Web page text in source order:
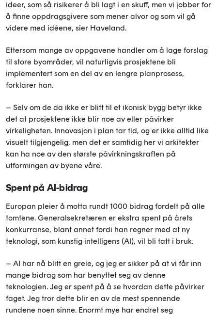
ideer, som så risikerer å bli lagt i en skuff, men vi jobber for
å finne oppdragsgivere som mener alvor og som vil gå
videre med idéene, sier Haveland.
Ettersom mange av oppgavene handler om å lage forslag
til store byområder, vil naturligvis prosjektene bli
implementert som en del av en lengre planprosess,
forklarer han.
– Selv om de da ikke er blitt til et ikonisk bygg betyr ikke
det at prosjektene ikke blir noe av eller påvirker
virkeligheten. Innovasjon i plan tar tid, og er ikke alltid like
visuelt tilgjengelig, men det er samtidig her vi arkitekter
kan ha noe av den største påvirkningskraften på
utformingen av byene våre.
Spent på AI-bidrag
Europan pleier å motta rundt 1000 bidrag fordelt på alle
tomtene. Generalsekretæren er ekstra spent på årets
konkurranse, blant annet fordi han regner med at ny
teknologi, som kunstig intelligens (AI), vil bli tatt i bruk.
– AI har nå blitt en greie, og jeg er sikker på at vi får inn
mange bidrag som har benyttet seg av denne
teknologien. Jeg er spent på å se hvordan dette påvirker
faget. Jeg tror dette blir en av de mest spennende
rundene noen sinne. Enormt mye har endret seg